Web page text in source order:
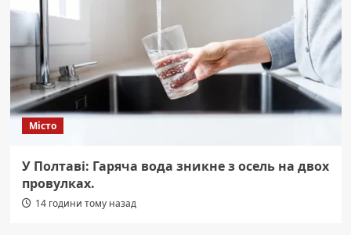
Місто
У Полтаві: Гаряча вода зникне з осель на двох
провулках.
14 години тому назад